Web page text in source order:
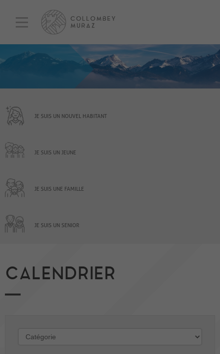
JE SUIS UN NOUVEL HABITANT
JE SUIS UN JEUNE
JE SUIS UNE FAMILLE
JE SUIS UN SENIOR
CALENDRIER